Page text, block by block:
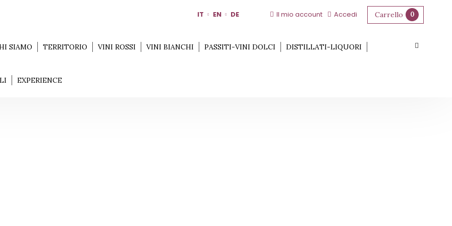
Il mio account Accedi Carrello 0
IT EN DE
SIAMO TERRITORIO VINI ROSSI VINI BIANCHI PASSITI-VINI DOLCI DISTILLATI-LIQUORI
EXPERIENCE